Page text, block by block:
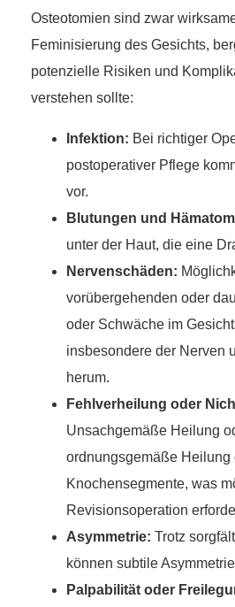
Osteotomien sind zwar
Feminisierung des Gesichts,
potenzielle Risiken und
verstehen sollte:
Infektion: Bei richtiger
postoperativer Pflege
vor.
Blutungen und
unter der Haut, die eine
Nervenschäden:
vorübergehenden oder
oder Schwäche im
insbesondere der Nerven
herum.
Fehlverheilung oder
Unsachgemäße Heilung
ordnungsgemäße Heilung
Knochensegmente, was
Revisionsoperation
Asymmetrie: Trotz
können subtile
Palpabilität oder